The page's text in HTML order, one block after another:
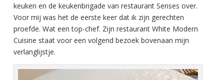
keuken en de keukenbrigade van restaurant Senses over.
Voor mij was het de eerste keer dat ik zijn gerechten
proefde. Wat een top-chef. Zijn restaurant White Modern
Cuisine staat voor een volgend bezoek bovenaan mijn
verlanglijstje.